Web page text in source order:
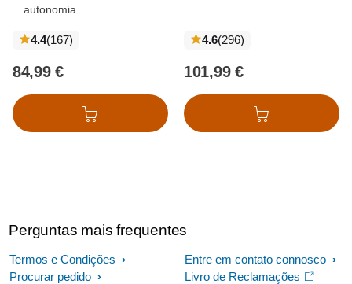
autonomia
4.4(167críticas
)
84,99 €
Adicionar ao cesto
4.6(296críticas
)
101,99 €
Adicionar ao cesto
Perguntas mais frequentes
Termos e Condições
Procurar pedido
Entre em contato connosco
Livro de Reclamações